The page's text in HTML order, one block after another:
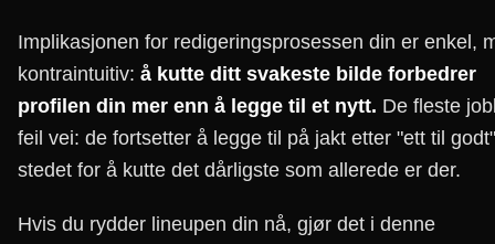
Implikasjonen for redigeringsprosessen din er enkel,
kontraintuitiv: å kutte ditt svakeste bilde forbedrer
profilen din mer enn å legge til et nytt. De fleste
feil vei: de fortsetter å legge til på jakt etter "ett til
stedet for å kutte det dårligste som allerede er der.
Hvis du rydder lineupen din nå, gjør det i denne